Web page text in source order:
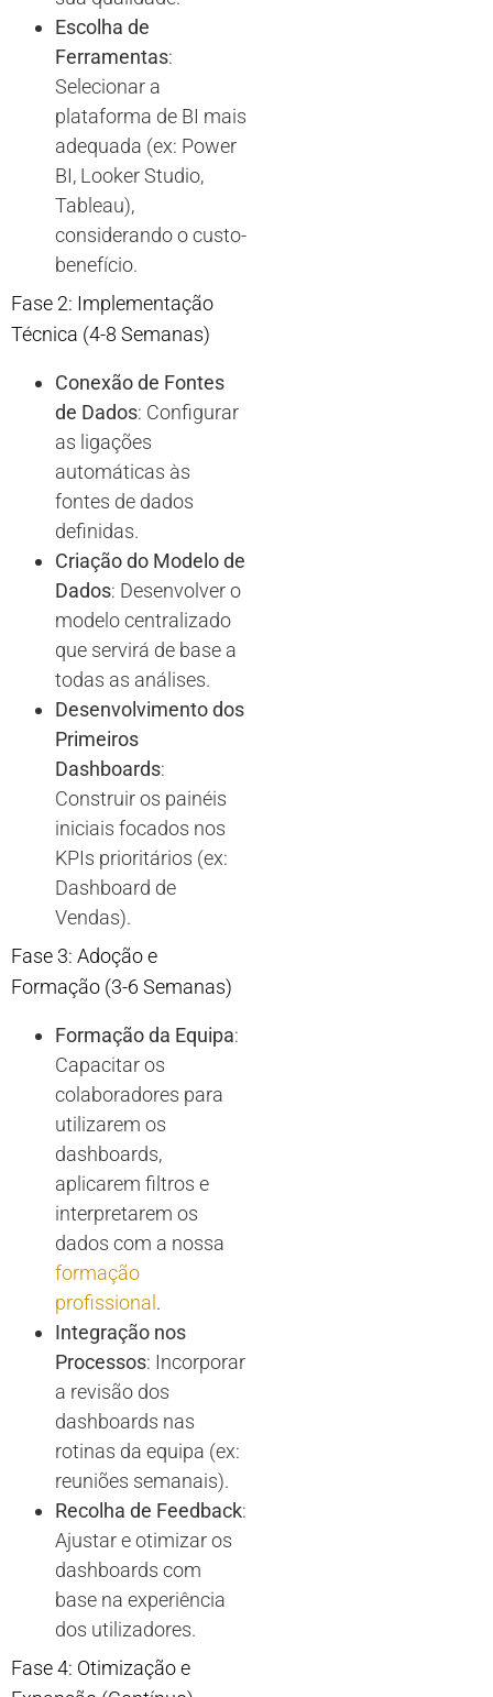
Escolha de
Ferramentas:
Selecionar a
plataforma de BI mais
adequada (ex: Power
BI, Looker Studio,
Tableau),
considerando o custo-
benefício.
Fase 2: Implementação
Técnica (4-8 Semanas)
Conexão de Fontes
de Dados: Configurar
as ligações
automáticas às
fontes de dados
definidas.
Criação do Modelo de
Dados: Desenvolver o
modelo centralizado
que servirá de base a
todas as análises.
Desenvolvimento dos
Primeiros
Dashboards:
Construir os painéis
iniciais focados nos
KPIs prioritários (ex:
Dashboard de
Vendas).
Fase 3: Adoção e
Formação (3-6 Semanas)
Formação da Equipa:
Capacitar os
colaboradores para
utilizarem os
dashboards,
aplicarem filtros e
interpretarem os
dados com a nossa
formação
profissional .
Integração nos
Processos: Incorporar
a revisão dos
dashboards nas
rotinas da equipa (ex:
reuniões semanais).
Recolha de Feedback:
Ajustar e otimizar os
dashboards com
base na experiência
dos utilizadores.
Fase 4: Otimização e